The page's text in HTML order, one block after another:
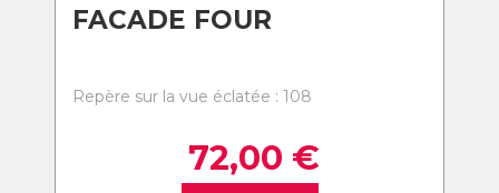
FACADE FOUR
Repère sur la vue éclatée : 108
72,00 €